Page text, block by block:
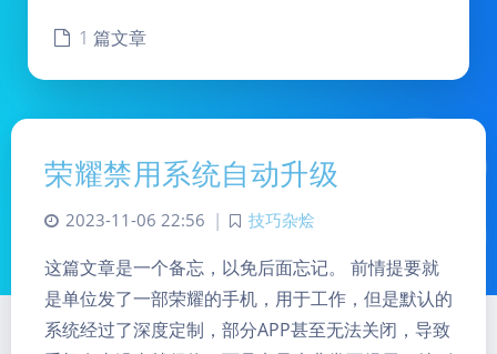
1 篇文章
荣耀禁用系统自动升级
2023-11-06 22:56 | 技巧杂烩
这篇文章是一个备忘，以免后面忘记。 前情提要就
是单位发了一部荣耀的手机，用于工作，但是默认的
系统经过了深度定制，部分APP甚至无法关闭，导致